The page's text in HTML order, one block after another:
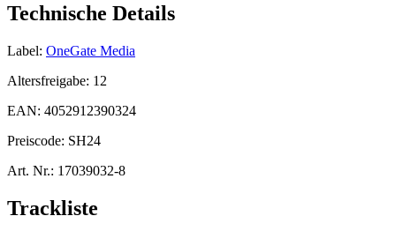
Technische Details
Label: OneGate Media
Altersfreigabe: 12
EAN: 4052912390324
Preiscode: SH24
Art. Nr.: 17039032-8
Trackliste